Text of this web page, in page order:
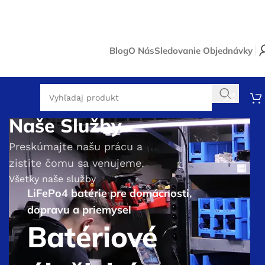
BlogO NásSledovanie Objednávky
LiFePo4 batérie pre domácnosti,
dopravu a priemysel
Batériové
Naše Služby
Preskúmajte našu prácu a
zistite čomu sa venujeme.
Všetky naše služby